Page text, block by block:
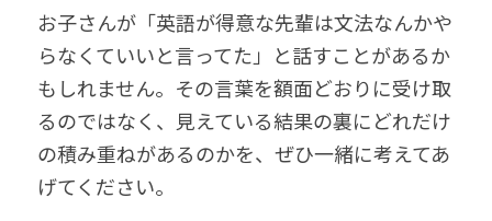
お子さんが「英語が得意な先輩は文法なんかや
らなくていいと言ってた」と話すことがあるか
もしれません。その言葉を額面どおりに受け取
るのではなく、見えている結果の裏にどれだけ
の積み重ねがあるのかを、ぜひ一緒に考えてあ
げてください。